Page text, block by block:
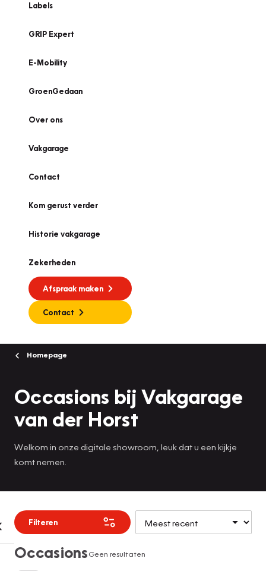
Labels
GRIP Expert
E-Mobility
GroenGedaan
Over ons
Vakgarage
Contact
Kom gerust verder
Historie vakgarage
Zekerheden
Afspraak maken
Contact
Homepage
Occasions bij Vakgarage
van der Horst
Welkom in onze digitale showroom, leuk dat u een kijkje
komt nemen.
Filteren
OccasionsGeen resultaten